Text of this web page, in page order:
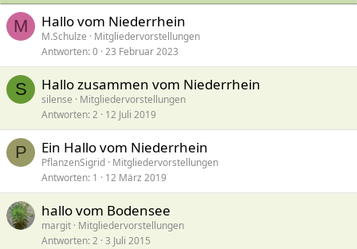
M Hallo vom Niederrhein
M.Schulze
Mitgliedervorstellungen
Antworten 0 23 Februar 2023
S Hallo zusammen vom Niederrhein
silense
Mitgliedervorstellungen
Antworten 2 12 Juli 2019
P Ein Hallo vom Niederrhein
PflanzenSigrid Mitgliedervorstellungen
Antworten 1 12 März 2019
hallo vom Bodensee
margit Mitgliedervorstellungen
Antworten 2 3 Juli 2015